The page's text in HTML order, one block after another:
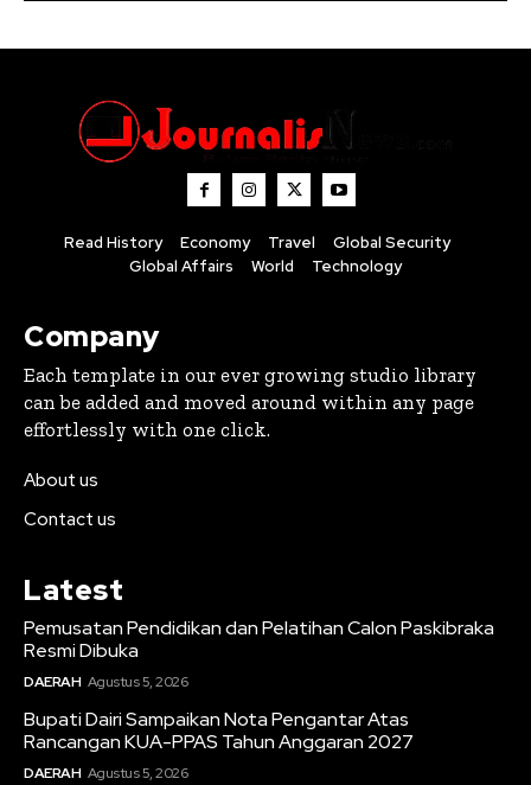
Read History Economy Travel
Global Security
Global Affairs
World Technology
Company
Each template in our ever growing studio library
can be added and moved around within any page
effortlessly with one click.
About us
Contact us
Latest
Pemusatan Pendidikan dan Pelatihan Calon Paskibraka
Resmi Dibuka
DAERAH Agustus 5, 2026
Bupati Dairi Sampaikan Nota Pengantar Atas
Rancangan KUA-PPAS Tahun Anggaran 2027
DAERAH Agustus 5, 2026